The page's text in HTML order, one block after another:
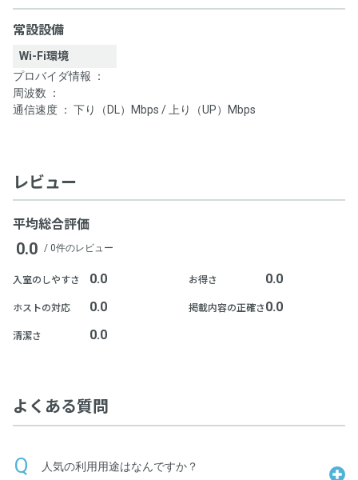
常設設備
Wi-Fi環境
プロバイダ情報 ：
周波数 ：
通信速度 ： 下り（DL）Mbps / 上り（UP）Mbps
レビュー
平均総合評価
0.0 / 0件のレビュー
入室のしやすさ 0.0
ホストの対応 0.0
清潔さ 0.0
お得さ 0.0
掲載内容の正確さ 0.0
よくある質問
人気の利用用途はなんですか？